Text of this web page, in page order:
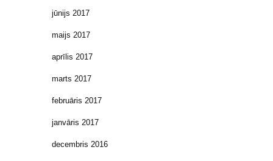
jūnijs 2017
maijs 2017
aprīlis 2017
marts 2017
februāris 2017
janvāris 2017
decembris 2016